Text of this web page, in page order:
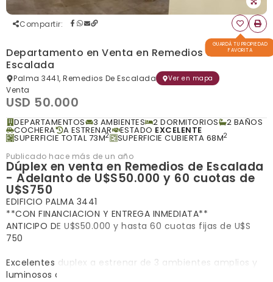
Compartir:
GUARDÁ TU PROPIEDAD
FAVORITA
Departamento en Venta en Remedios de
Escalada
Palma 3441, Remedios De Escalada Ver en mapa
Venta
USD 50.000
DEPARTAMENTOS 3 AMBIENTES 2 DORMITORIOS 2 BAÑOS
COCHERA A ESTRENAR ESTADO EXCELENTE
SUPERFICIE TOTAL 73M2 SUPERFICIE CUBIERTA 68M2
Publicado hace más de un año
Dúplex en venta en Remedios de Escalada
- Adelanto de U$S50.000 y 60 cuotas de
U$S750
EDIFICIO PALMA 3441
**CON FINANCIACION Y ENTREGA INMEDIATA**
ANTICIPO DE U$S50.000 y hasta 60 cuotas fijas de U$S
750
Excelentes duplex a estrenar de 3 ambientes amplios y
luminosos con cochera con portón automático.